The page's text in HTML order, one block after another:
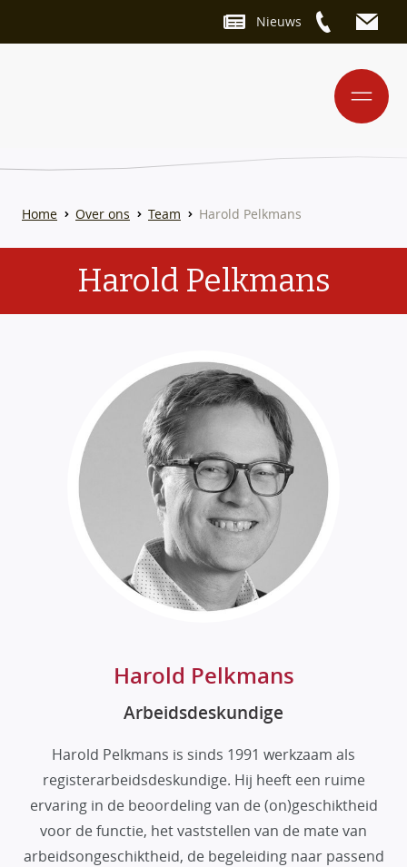
Nieuws
Home Over ons Team Harold Pelkmans
Harold Pelkmans
Harold Pelkmans
Arbeidsdeskundige
Harold Pelkmans is sinds 1991 werkzaam als
registerarbeidsdeskundige. Hij heeft een ruime
ervaring in de beoordeling van de (on)geschiktheid
voor de functie, het vaststellen van de mate van
arbeidsongeschiktheid, de begeleiding naar passend